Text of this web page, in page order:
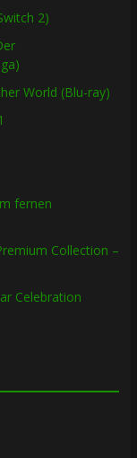
2)
World (Blu-ray)
fernen
Collection –
Celebration